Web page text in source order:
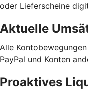
oder Lieferscheine
Aktuelle
Alle
PayPal und Konten
Proaktives